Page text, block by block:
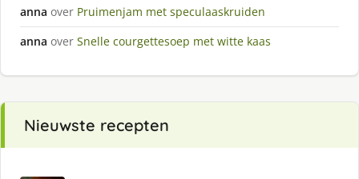
anna over Pruimenjam met speculaaskruiden
anna over Snelle courgettesoep met witte kaas
Nieuwste recepten